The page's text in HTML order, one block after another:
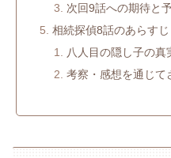
次回9話への期待と
相続探偵8話のあらす
八人目の隠し子の真
考察・感想を通じて